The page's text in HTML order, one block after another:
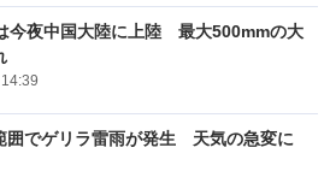
今夜中国大陸に上陸 最大500mmの大
囲でゲリラ雷雨が発生 天気の急変に